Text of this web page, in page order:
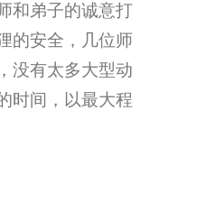
和弟子的诚意打
的安全，几位师
没有太多大型动
时间，以最大程